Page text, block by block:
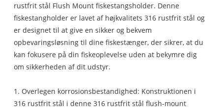
rustfrit stål Flush Mount fiskestangsholder. Denne
fiskestangholder er lavet af højkvalitets 316 rustfrit stål og
er designet til at give en sikker og bekvem
opbevaringsløsning til dine fiskestænger, der sikrer, at du
kan fokusere på din fiskeoplevelse uden at bekymre dig
om sikkerheden af ​​dit udstyr.
1. Overlegen korrosionsbestandighed: Konstruktionen i
316 rustfrit stål i denne 316 rustfrit stål flush-mount